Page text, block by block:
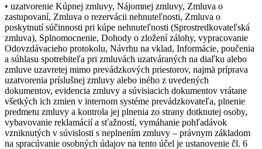
• uzatvorenie Kúpnej zmluvy, Nájomnej zmluvy, Zmluva o
zastupovaní, Zmluva o rezervácii nehnuteľnosti, Zmluva o
poskytnutí súčinnosti pri kúpe nehnuteľnosti (Sprostredkovateľská
zmluva), Splnomocnenie, Dohody o zložení zálohy, vypracovanie
Odovzdávacieho protokolu, Návrhu na vklad, Informácie, poučenia
a súhlasu spotrebiteľa pri zmluvách uzatváraných na diaľku alebo
zmluve uzavretej mimo prevádzkových priestorov, najmä príprava
uzatvorenia príslušnej zmluvy alebo iného z uvedených
dokumentov, evidencia zmluvy a súvisiacich dokumentov vrátane
všetkých ich zmien v internom systéme prevádzkovateľa, plnenie
predmetu zmluvy a kontrola jej plnenia zo strany dotknutej osoby,
vybavovanie reklamácií a sťažností, vymáhanie pohľadávok
vzniknutých v súvislosti s neplnením zmluvy – právnym základom
na spracúvanie osobných údajov na tento účel je ustanovenie čl. 6